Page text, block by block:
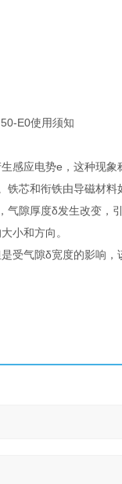
感应电势e，这种现象
芯和衔铁由导磁材
隙厚度δ发生改变，
小和方向。
受气隙δ宽度的影响